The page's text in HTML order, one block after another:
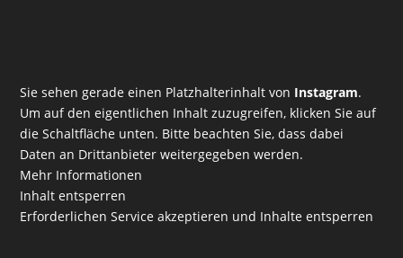
Sie sehen gerade einen Platzhalterinhalt von Instagram.
Um auf den eigentlichen Inhalt zuzugreifen, klicken Sie auf
die Schaltfläche unten. Bitte beachten Sie, dass dabei
Daten an Drittanbieter weitergegeben werden.
Mehr Informationen
Inhalt entsperren
Erforderlichen Service akzeptieren und Inhalte entsperren